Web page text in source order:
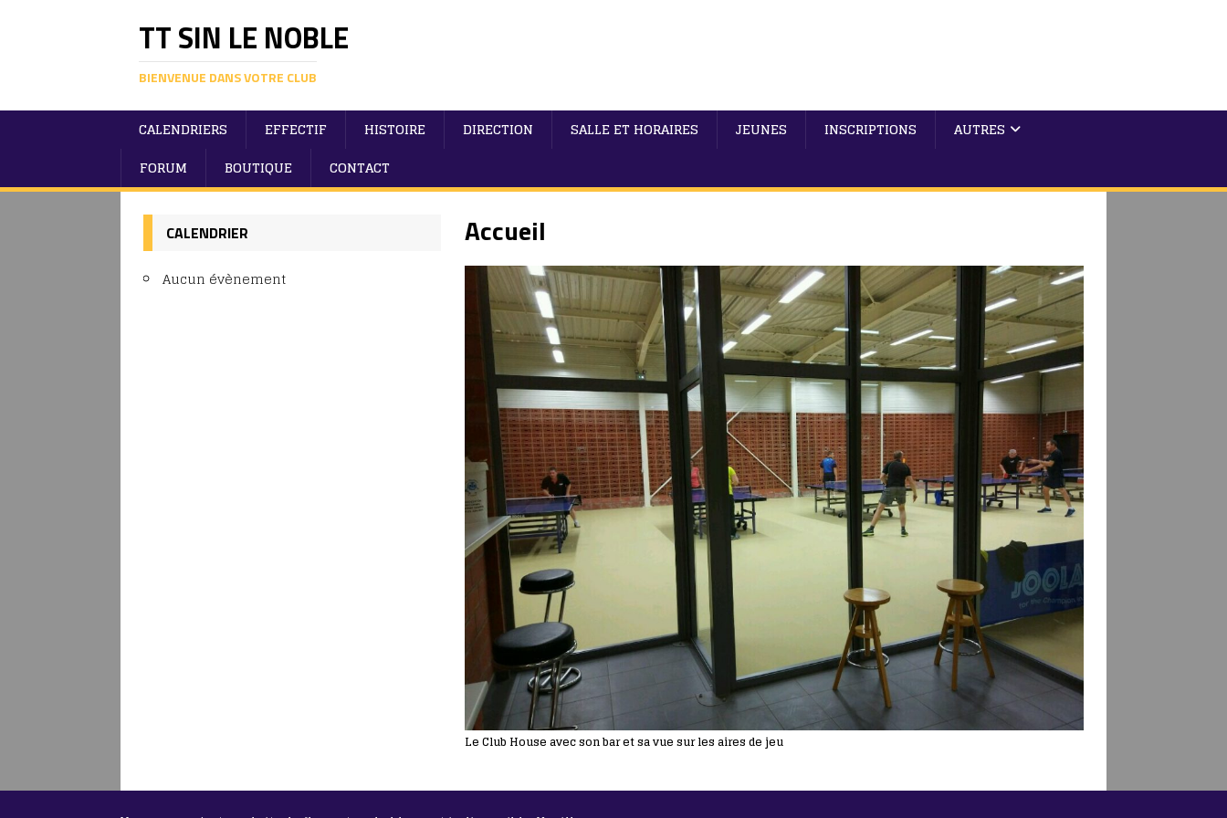
TT SIN LE NOBLE
BIENVENUE DANS VOTRE CLUB
CALENDRIERS EFFECTIF HISTOIRE DIRECTION SALLE ET HORAIRES JEUNES INSCRIPTIONS
AUTRES
FORUM
BOUTIQUE CONTACT
Accueil
Le Club House avec son bar et sa vue sur les aires de jeu
CALENDRIER
Aucun évènement